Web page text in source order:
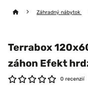
Záhradný nábytok
Terrabox
záhon Efekt
0 recenzií